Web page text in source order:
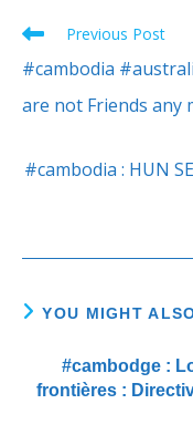
Read
more
Previous Post
#cambodia
are not Friends any
#cambodia : HUN
YOU MIGHT
#cambodge :
frontières :